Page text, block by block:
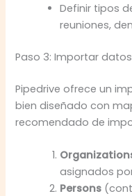
Definir tipos
reuniones,
Paso 3: Importar datos
Pipedrive ofrece un
bien diseñado con
recomendado de
asignados
Persons